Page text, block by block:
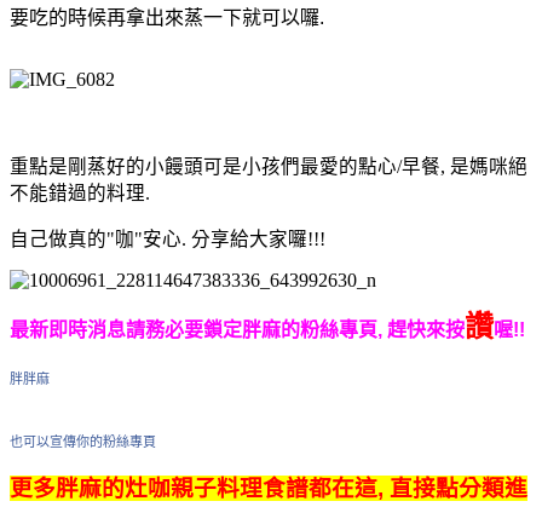
要吃的時候再拿出來蒸一下就可以囉.
重點是剛蒸好的小饅頭可是小孩們最愛的點心/早餐, 是媽咪絕
不能錯過的料理.
自己做真的"咖"安心. 分享給大家囉!!!
最新即時消息請務必要鎖定胖麻的粉絲專頁, 趕快來按讚喔!!
胖胖麻
也可以宣傳你的粉絲專頁
更多胖麻的灶咖親子料理食譜都在這, 直接點分類進